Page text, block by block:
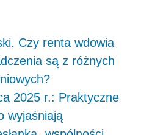
Czy renta wdowia
są z różnych
2025 r.: Praktyczne
wyjaśniają